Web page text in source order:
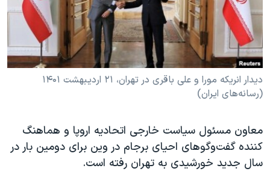
فرهنگ و زندگی
حقوق شهروندی
اقتصادی
علم و فناوری
اسرائیل در جنگ
آرشیو پخش زنده
مستندها
انتخابات ریاست جمهوری آمریکا ۲۰۲۴
حمله جمهوری اسلامی به اسرائیل
رمز مهسا
ورزش زنان در ایران
مجموعه مستندهای دادخواهی
تریبونال مردمی آبان ۹۸
دنبال کنید
زبانهای مختلف
دیدار انریکه مورا و علی باقری در تهران، ۲۱ اردیبهشت ۱۴۰۱
(رسانه‌های ایران)
معاون مسئول سیاست خارجی اتحادیه اروپا و هماهنگ
کننده گفت‌وگوهای احیای برجام در وین برای دومین بار در
سال جدید خورشیدی به تهران رفته است.